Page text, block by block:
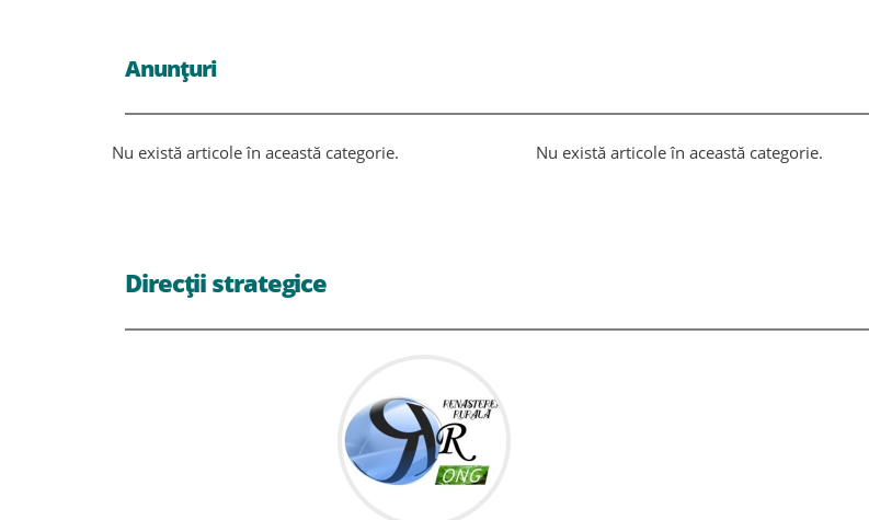
Anunțuri
Nu există articole în această categorie. Nu există articole în această categorie.
Direcții strategice